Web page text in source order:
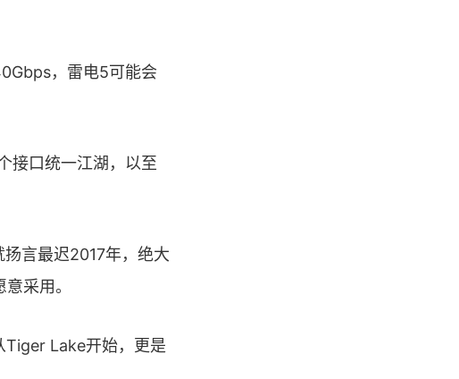
，雷电5可能会
接口统一江湖，以至
言最迟2017年，绝大
采用。
Tiger Lake开始，更是